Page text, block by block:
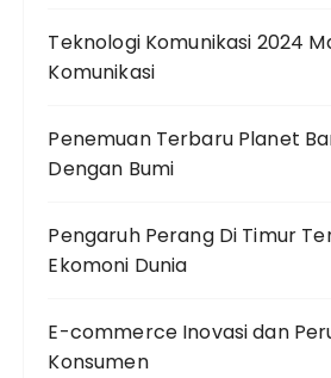
Teknologi Komunikasi 2024
Komunikasi
Penemuan Terbaru Planet
Dengan Bumi
Pengaruh Perang Di Timur
Ekomoni Dunia
E-commerce Inovasi dan
Konsumen